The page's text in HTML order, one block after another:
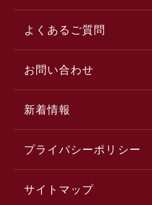
よくあるご質問
お問い合わせ
新着情報
プライバシーポリシー
サイトマップ